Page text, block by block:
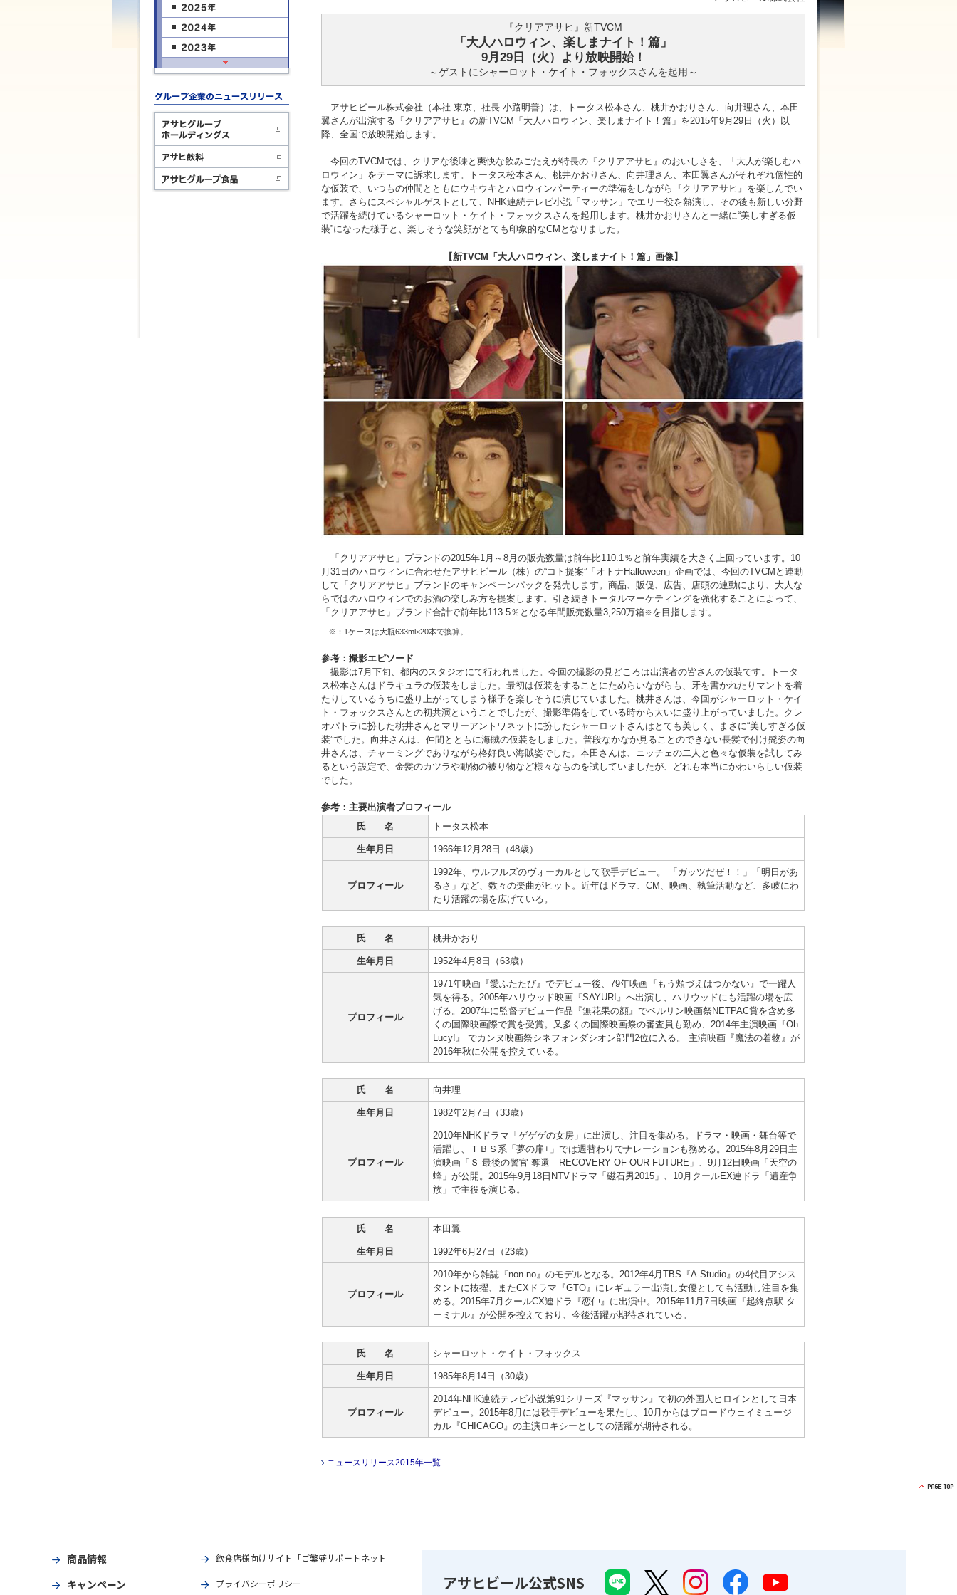
『クリアアサヒ』新TVCM
「大人ハロウィン、楽しまナイト！篇」
9月29日（火）より放映開始！
～ゲストにシャーロット・ケイト・フォックスさんを起用～
アサヒビール株式会社（本社 東京、社長 小路明善）は、トータス松本さん、桃井かおりさん、向井理さん、本田
翼さんが出演する『クリアアサヒ』の新TVCM「大人ハロウィン、楽しまナイト！篇」を2015年9月29日（火）以
降、全国で放映開始します。
今回のTVCMでは、クリアな後味と爽快な飲みごたえが特長の『クリアアサヒ』のおいしさを、「大人が楽しむハ
ロウィン」をテーマに訴求します。トータス松本さん、桃井かおりさん、向井理さん、本田翼さんがそれぞれ個性的
な仮装で、いつもの仲間とともにウキウキとハロウィンパーティーの準備をしながら『クリアアサヒ』を楽しんでい
ます。さらにスペシャルゲストとして、NHK連続テレビ小説「マッサン」でエリー役を熱演し、その後も新しい分野
で活躍を続けているシャーロット・ケイト・フォックスさんを起用します。桃井かおりさんと一緒に“美しすぎる仮
装”になった様子と、楽しそうな笑顔がとても印象的なCMとなりました。
【新TVCM「大人ハロウィン、楽しまナイト！篇」画像】
「クリアアサヒ」ブランドの2015年1月～8月の販売数量は前年比110.1％と前年実績を大きく上回っています。10
月31日のハロウィンに合わせたアサヒビール（株）の“コト提案”「オトナHalloween」企画では、今回のTVCMと連動
して「クリアアサヒ」ブランドのキャンペーンパックを発売します。商品、販促、広告、店頭の連動により、大人な
らではのハロウィンでのお酒の楽しみ方を提案します。引き続きトータルマーケティングを強化することによって、
「クリアアサヒ」ブランド合計で前年比113.5％となる年間販売数量3,250万箱※を目指します。
※：1ケースは大瓶633ml×20本で換算。
参考：撮影エピソード
撮影は7月下旬、都内のスタジオにて行われました。今回の撮影の見どころは出演者の皆さんの仮装です。トータ
ス松本さんはドラキュラの仮装をしました。最初は仮装をすることにためらいながらも、牙を書かれたりマントを着
たりしているうちに盛り上がってしまう様子を楽しそうに演じていました。桃井さんは、今回がシャーロット・ケイ
ト・フォックスさんとの初共演ということでしたが、撮影準備をしている時から大いに盛り上がっていました。クレ
オパトラに扮した桃井さんとマリーアントワネットに扮したシャーロットさんはとても美しく、まさに“美しすぎる仮
装”でした。向井さんは、仲間とともに海賊の仮装をしました。普段なかなか見ることのできない長髪で付け髭姿の向
井さんは、チャーミングでありながら格好良い海賊姿でした。本田さんは、ニッチェの二人と色々な仮装を試してみ
るという設定で、金髪のカツラや動物の被り物など様々なものを試していましたが、どれも本当にかわいらしい仮装
でした。
参考：主要出演者プロフィール
氏 名
トータス松本
生年月日 1966年12月28日（48歳）
プロフィール
1992年、ウルフルズのヴォーカルとして歌手デビュー。 「ガッツだぜ！！」「明日があ
るさ」など、数々の楽曲がヒット。近年はドラマ、CM、映画、執筆活動など、多岐にわ
たり活躍の場を広げている。
氏 名 桃井かおり
生年月日 1952年4月8日（63歳）
プロフィール
1971年映画『愛ふたたび』でデビュー後、79年映画『もう頬づえはつかない』で一躍人
気を得る。2005年ハリウッド映画『SAYURI』へ出演し、ハリウッドにも活躍の場を広
げる。2007年に監督デビュー作品『無花果の顔』でベルリン映画祭NETPAC賞を含め多
くの国際映画際で賞を受賞。又多くの国際映画祭の審査員も勤め、2014年主演映画『Oh
Lucy!』 でカンヌ映画祭シネフォンダシオン部門2位に入る。 主演映画『魔法の着物』が
2016年秋に公開を控えている。
氏 名 向井理
生年月日 1982年2月7日（33歳）
プロフィール
2010年NHKドラマ「ゲゲゲの女房」に出演し、注目を集める。ドラマ・映画・舞台等で
活躍し、ＴＢＳ系「夢の扉+」では週替わりでナレーションも務める。2015年8月29日主
演映画「Ｓ-最後の警官-奪還 RECOVERY OF OUR FUTURE」、9月12日映画「天空の
蜂」が公開。2015年9月18日NTVドラマ「磁石男2015」、10月クールEX連ドラ「遺産争
族」で主役を演じる。
氏 名 本田翼
生年月日 1992年6月27日（23歳）
プロフィール
2010年から雑誌『non-no』のモデルとなる。2012年4月TBS『A-Studio』の4代目アシス
タントに抜擢、またCXドラマ『GTO』にレギュラー出演し女優としても活動し注目を集
める。2015年7月クールCX連ドラ『恋仲』に出演中。2015年11月7日映画『起終点駅 タ
ーミナル』が公開を控えており、今後活躍が期待されている。
氏 名 シャーロット・ケイト・フォックス
生年月日 1985年8月14日（30歳）
プロフィール
2014年NHK連続テレビ小説第91シリーズ『マッサン』で初の外国人ヒロインとして日本
デビュー。2015年8月には歌手デビューを果たし、10月からはブロードウェイミュージ
カル『CHICAGO』の主演ロキシーとしての活躍が期待される。
ニュースリリース2015年一覧
商品情報
キャンペーン
飲食店様向けサイト「ご繁盛サポートネット」
プライバシーポリシー アサヒビール公式SNS